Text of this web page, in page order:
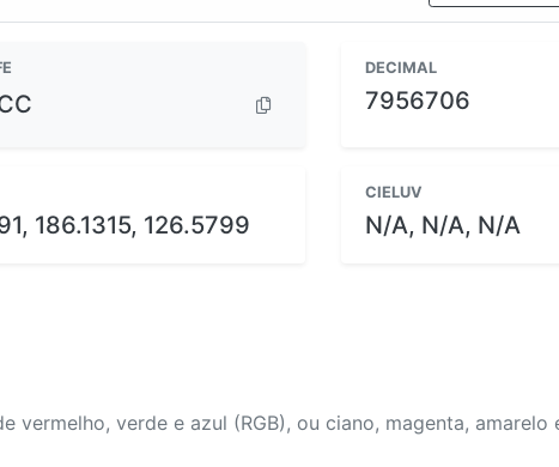
DECIMAL
7956706
186.1315, 126.5799
CIELUV
N/A, N/A, N/A
vermelho, verde e azul (RGB), ou ciano, magenta, amarelo